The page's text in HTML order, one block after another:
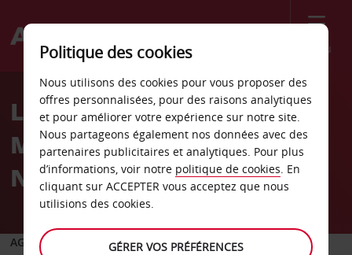
Menu
Welcome
AvisLocation de voiture
Mooresville Caroline du
Nord
AGENCE DE DÉPART
Politique des cookies
Nous utilisons des cookies pour vous proposer des
offres personnalisées, pour des raisons analytiques
et pour améliorer votre expérience sur notre site.
Nous partageons également nos données avec des
partenaires publicitaires et analytiques. Pour plus
d’informations, voir notre politique de cookies. En
cliquant sur ACCEPTER vous acceptez que nous
utilisions des cookies.
GÉRER VOS PRÉFÉRENCES